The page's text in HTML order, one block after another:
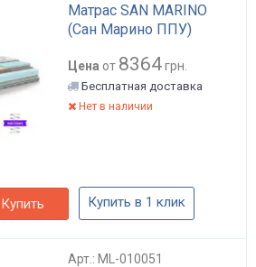
Матрас SAN MARINO
(Сан Марино ППУ)
Цена от 8364грн.
Бесплатная доставка
Нет в наличии
Купить Купить в 1 клик
Арт.: ML-010051